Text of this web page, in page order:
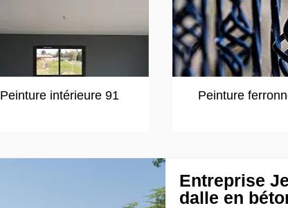
Peinture intérieure 91 Peinture
Entreprise
dalle en